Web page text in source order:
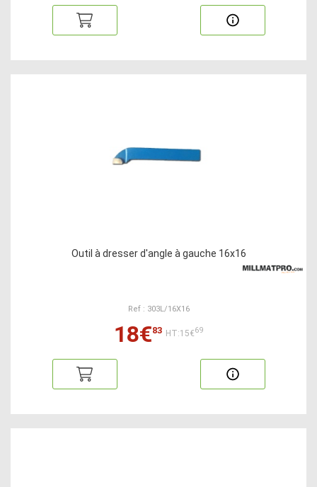
Outil à dresser d'angle à gauche 16x16
Ref : 303L/16X16
18€83 HT:15€69